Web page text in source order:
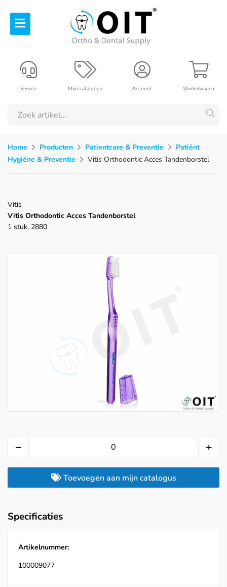
Winkelwagen
Account
Mijn catalogus
Service
Home Producten Patientcare & Preventie
Patiënt
Hygiëne & Preventie
Vitis Orthodontic Acces Tandenborstel
Vitis
Vitis Orthodontic Acces Tandenborstel
1 stuk, 2880
Toevoegen aan mijn catalogus
Specificaties
Artikelnummer:
100009077